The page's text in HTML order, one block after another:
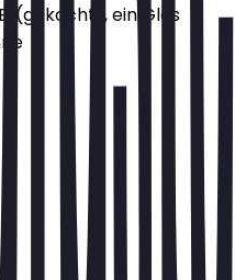
(gekocht), ein Glas